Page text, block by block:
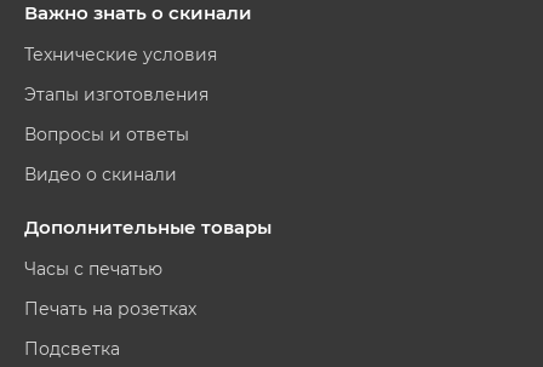
Важно знать о скинали
Технические условия
Этапы изготовления
Вопросы и ответы
Видео о скинали
Дополнительные товары
Часы с печатью
Печать на розетках
Подсветка